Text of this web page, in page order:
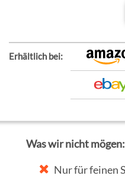
Erhältlich bei:
Was wir nicht mögen:
Nur für feinen